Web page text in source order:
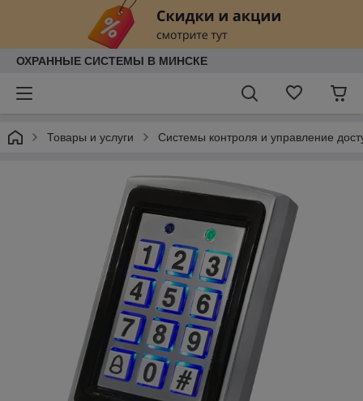
ОХРАННЫЕ СИСТЕМЫ В МИНСКЕ
Товары и услуги Системы контроля и управление